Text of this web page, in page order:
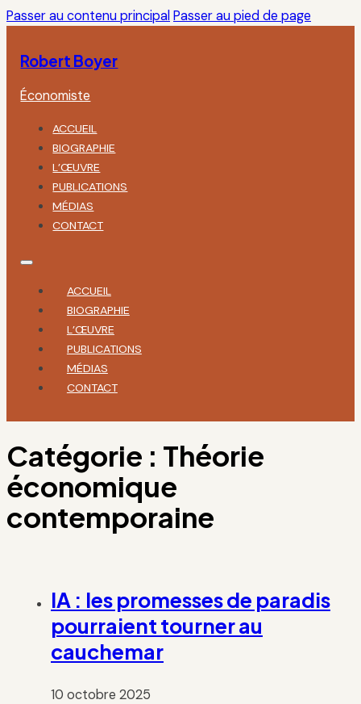
Passer au contenu principal Passer au pied de page
Robert Boyer
Économiste
ACCUEIL
BIOGRAPHIE
L’ŒUVRE
PUBLICATIONS
MÉDIAS
CONTACT
ACCUEIL
BIOGRAPHIE
L’ŒUVRE
PUBLICATIONS
MÉDIAS
CONTACT
Catégorie : Théorie
économique
contemporaine
IA : les promesses de paradis
pourraient tourner au
cauchemar
10 octobre 2025